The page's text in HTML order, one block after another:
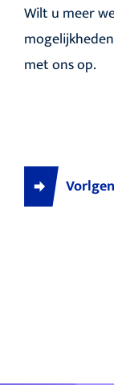
Wilt u meer
met ons op.